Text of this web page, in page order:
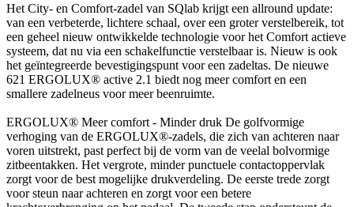
Het City- en Comfort-zadel van SQlab krijgt een allround update:
van een verbeterde, lichtere schaal, over een groter verstelbereik, tot
een geheel nieuw ontwikkelde technologie voor het Comfort actieve
systeem, dat nu via een schakelfunctie verstelbaar is. Nieuw is ook
het geïntegreerde bevestigingspunt voor een zadeltas. De nieuwe
621 ERGOLUX® active 2.1 biedt nog meer comfort en een
smallere zadelneus voor meer beenruimte.
ERGOLUX® Meer comfort - Minder druk De golfvormige
verhoging van de ERGOLUX®-zadels, die zich van achteren naar
voren uitstrekt, past perfect bij de vorm van de veelal bolvormige
zitbeentakken. Het vergrote, minder punctuele contactoppervlak
zorgt voor de best mogelijke drukverdeling. De eerste trede zorgt
voor steun naar achteren en zorgt voor een betere